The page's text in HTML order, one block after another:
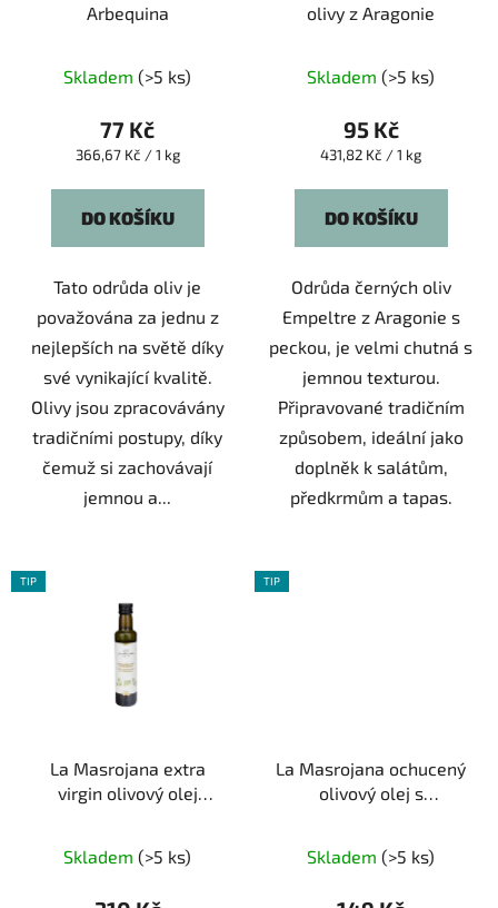
Arbequina
hodnocení
produktu
je
z
Skladem (>5 ks)
77 Kč
Měrná
366,67 Kč / 1 kg
DO KOŠÍKU
Tato odrůda oliv je
považována za jednu z
nejlepších na světě díky
své vynikající kvalitě.
Olivy jsou zpracovávány
tradičními postupy, díky
čemuž si zachovávají
jemnou a...
olivy z Aragonie
hodnocení
produktu
je
z
Skladem (>5 ks)
95 Kč
Měrná
431,82 Kč / 1 kg
DO KOŠÍKU
Odrůda černých oliv
Empeltre z Aragonie s
peckou, je velmi chutná s
jemnou texturou.
Připravované tradičním
způsobem, ideální jako
doplněk k salátům,
předkrmům a tapas.
TIP
La Masrojana extra
virgin olivový olej
hodnocení
produktu
Skladem (>5 ks)
TIP
La Masrojana ochucený
olivový olej s
hodnocení
produktu
Skladem (>5 ks)